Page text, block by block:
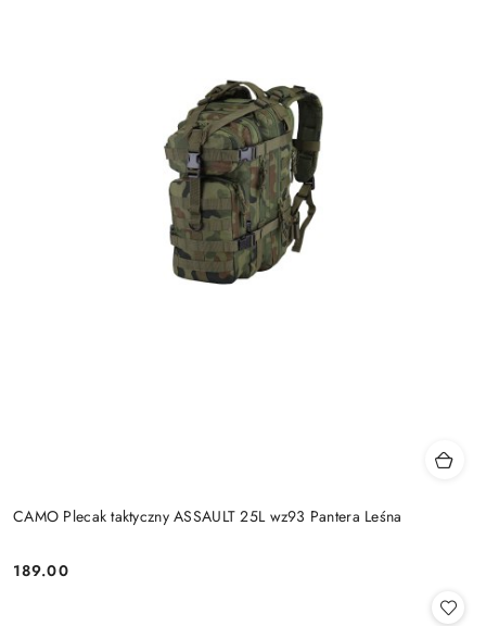
CAMO Plecak taktyczny ASSAULT 25L wz93 Pantera Leśna
Cena:
189.00